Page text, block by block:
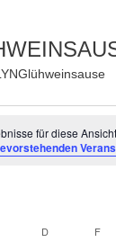
für diese
D F